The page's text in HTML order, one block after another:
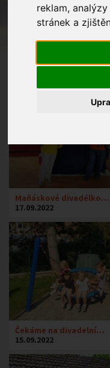
reklam,
stránek a
Maňáskové divadélko…
17.09.2022
Čekáme na divadelní…
15.09.2022